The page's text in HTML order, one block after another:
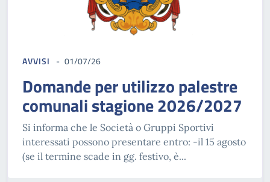
AVVISI 01/07/26
Domande per utilizzo palestre
comunali stagione 2026/2027
Si informa che le Società o Gruppi Sportivi
interessati possono presentare entro: -il 15 agosto
(se il termine scade in gg. festivo, è...